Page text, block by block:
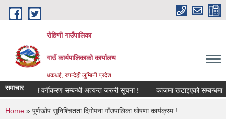
Skip to main content
रोहिणी गाउँपालिका
गाउँ कार्यपालिकाको कार्यालय
धकधई, रुपन्देही लुम्बिनी प्रदेश
समाचार
भूमि वर्गीकरण सम्बन्धी अत्यन्त जरुरी सूचना ! काजमा खटाइएको सम्बन्धमा
You are here
Home » पूर्णखोप सुनिश्चितता दिगोपना गाँउपालिका घोषणा कार्यक्रम !